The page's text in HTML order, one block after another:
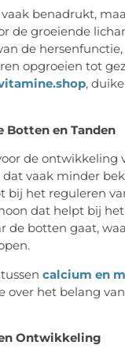
benadrukt,
de groeiende
de
opgroeien tot
,
Botten en Tanden
de ontwikkeling
vaak minder
bij het reguleren
dat helpt bij
de botten gaat,
calcium en
het belang
Ontwikkeling